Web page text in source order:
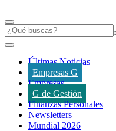
Últimas Noticias
Empresas G
Empresas
G de Gestión
Finanzas Personales
Newsletters
Mundial 2026